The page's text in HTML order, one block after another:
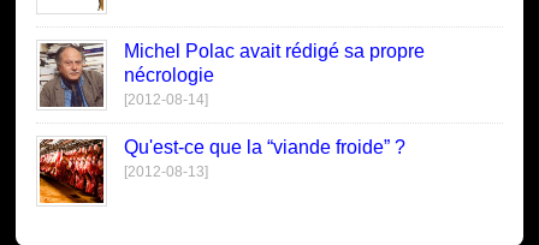
Michel Polac avait rédigé sa propre
nécrologie
[2012-08-14]
Qu'est-ce que la “viande froide” ?
[2012-08-13]